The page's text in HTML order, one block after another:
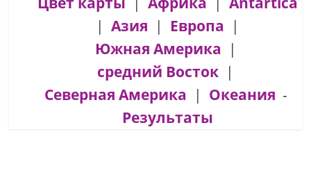
| Азия | Европа |
Южная Америка |
средний Восток |
Северная Америка | Океания -
Результаты